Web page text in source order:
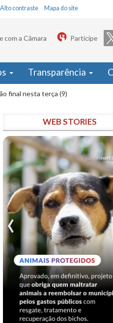
Alto contraste Mapa do site
com a Câmara Participe
Transparência
final nesta terça (9)
WEB STORIES